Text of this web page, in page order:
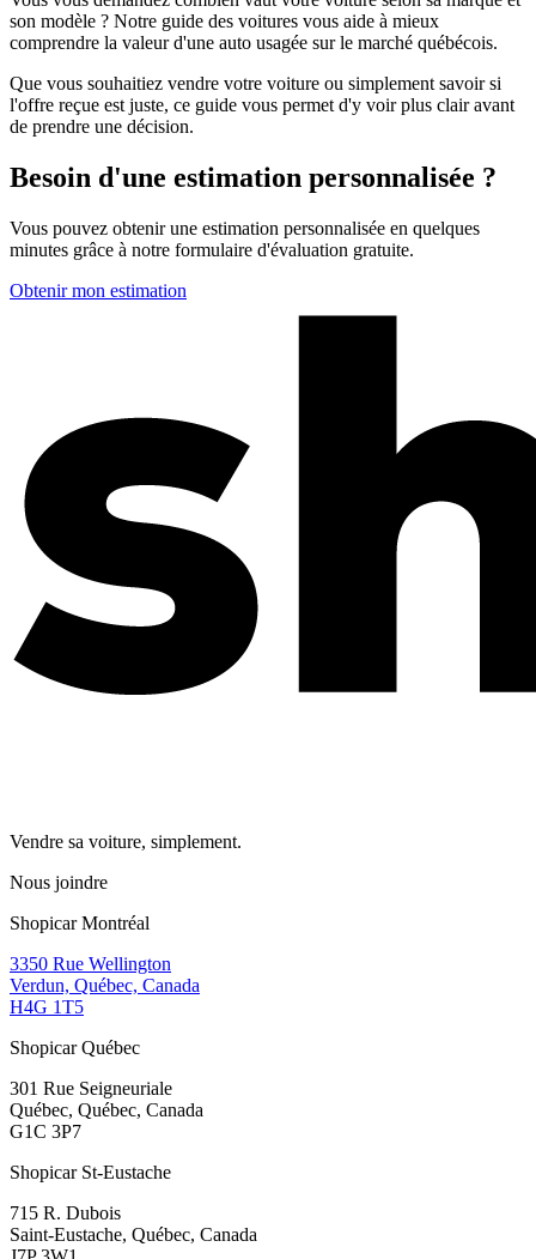
son modèle ? Notre guide des voitures vous aide à mieux
comprendre la valeur d'une auto usagée sur le marché québécois.
Que vous souhaitiez vendre votre voiture ou simplement savoir si
l'offre reçue est juste, ce guide vous permet d'y voir plus clair avant
de prendre une décision.
Besoin d'une estimation personnalisée ?
Vous pouvez obtenir une estimation personnalisée en quelques
minutes grâce à notre formulaire d'évaluation gratuite.
Obtenir mon estimation
Vendre sa voiture, simplement.
Nous joindre
Shopicar Montréal
3350 Rue Wellington
Verdun, Québec, Canada
H4G 1T5
Shopicar Québec
301 Rue Seigneuriale
Québec, Québec, Canada
G1C 3P7
Shopicar St-Eustache
715 R. Dubois
Saint-Eustache, Québec, Canada